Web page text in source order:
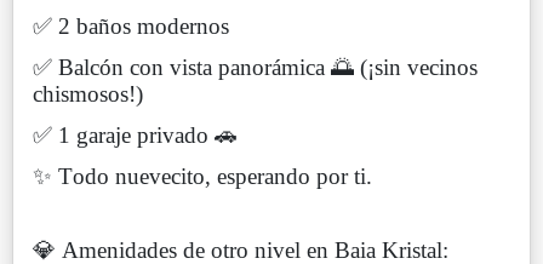
✅ 2 baños modernos
✅ Balcón con vista panorámica 🌅 (¡sin vecinos
chismosos!)
✅ 1 garaje privado 🚗
✨ Todo nuevecito, esperando por ti.
💎 Amenidades de otro nivel en Baia Kristal: